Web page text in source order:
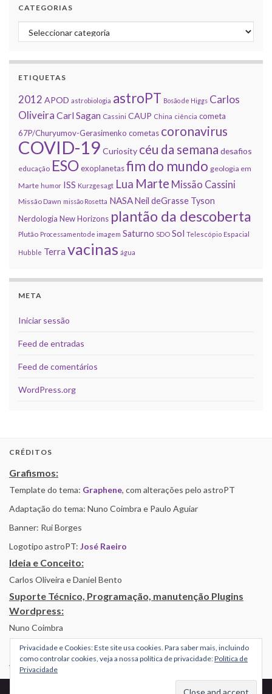
CATEGORIAS
Categorias
ETIQUETAS
2012 APOD astrobiologia astroPT Bosão de Higgs Carlos
Oliveira Carl Sagan Cassini CAUP China ciência cometa
67P/Churyumov-Gerasimenko cometas coronavirus
COVID-19 Curiosity céu da semana desafios
educação ESOexoplanetasfim do mundo geologia em
Marte humor ISS Kurzgesagt Lua Marte Missão Cassini
Missão Dawn missão Rosetta NASANeil deGrasse Tyson
Nerdologia New Horizons plantão da descoberta
Plutão Processamento de imagem Saturno SDO Sol Telescópio Espacial
Hubble Terra vacinas água
META
Iniciar sessão
Feed de entradas
Feed de comentários
WordPress.org
CRÉDITOS
Grafismos:
Template do tema: Graphene, com alterações pelo astroPT
Adaptação do tema: Nuno Coimbra e Paulo Aguiar
Banner: Rui Borges
Logotipo astroPT: José Raeiro
Ideia e Conceito:
Carlos Oliveira e Daniel Bento
Suporte Técnico, Programação, manutenção Plugins
Wordpress:
Nuno Coimbra
Alojamento por Simbiose
Privacidade e Cookies: Este site usa cookies. Para saber mais, incluindo
como controlar cookies, veja a nossa política de privacidade:Política de
Privacidade